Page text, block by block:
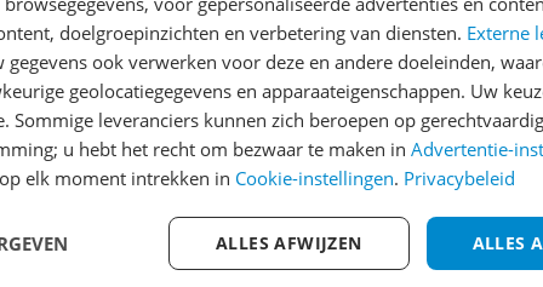
-
MOVA LiDAX Ultra 800
Robotgrasmaaier
Batterij/Accu Zwart,
Rood, Grijs
Maaibreedte: 20 cm
Bosch
Incl. 1 x
(4,0 Ah) +
+
doelgroepinzichten en verbetering van diensten. Externe
gegevens ook verwerken voor deze en andere doeleinden,
geolocatiegegevens en apparaateigenschappen. Uw
Sommige leveranciers kunnen zich beroepen op
u hebt het recht om bezwaar te maken in Advertentie-
elk moment intrekken in Cookie-instellingen. Privacybeleid
ALLES
ALLES AFWIJZEN